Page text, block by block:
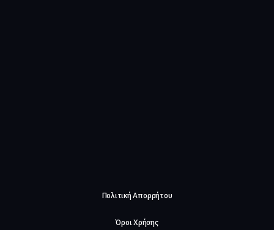
Πολιτική Απορρήτου
Όροι Χρήσης